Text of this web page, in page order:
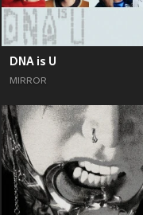
DNA is U
MIRROR